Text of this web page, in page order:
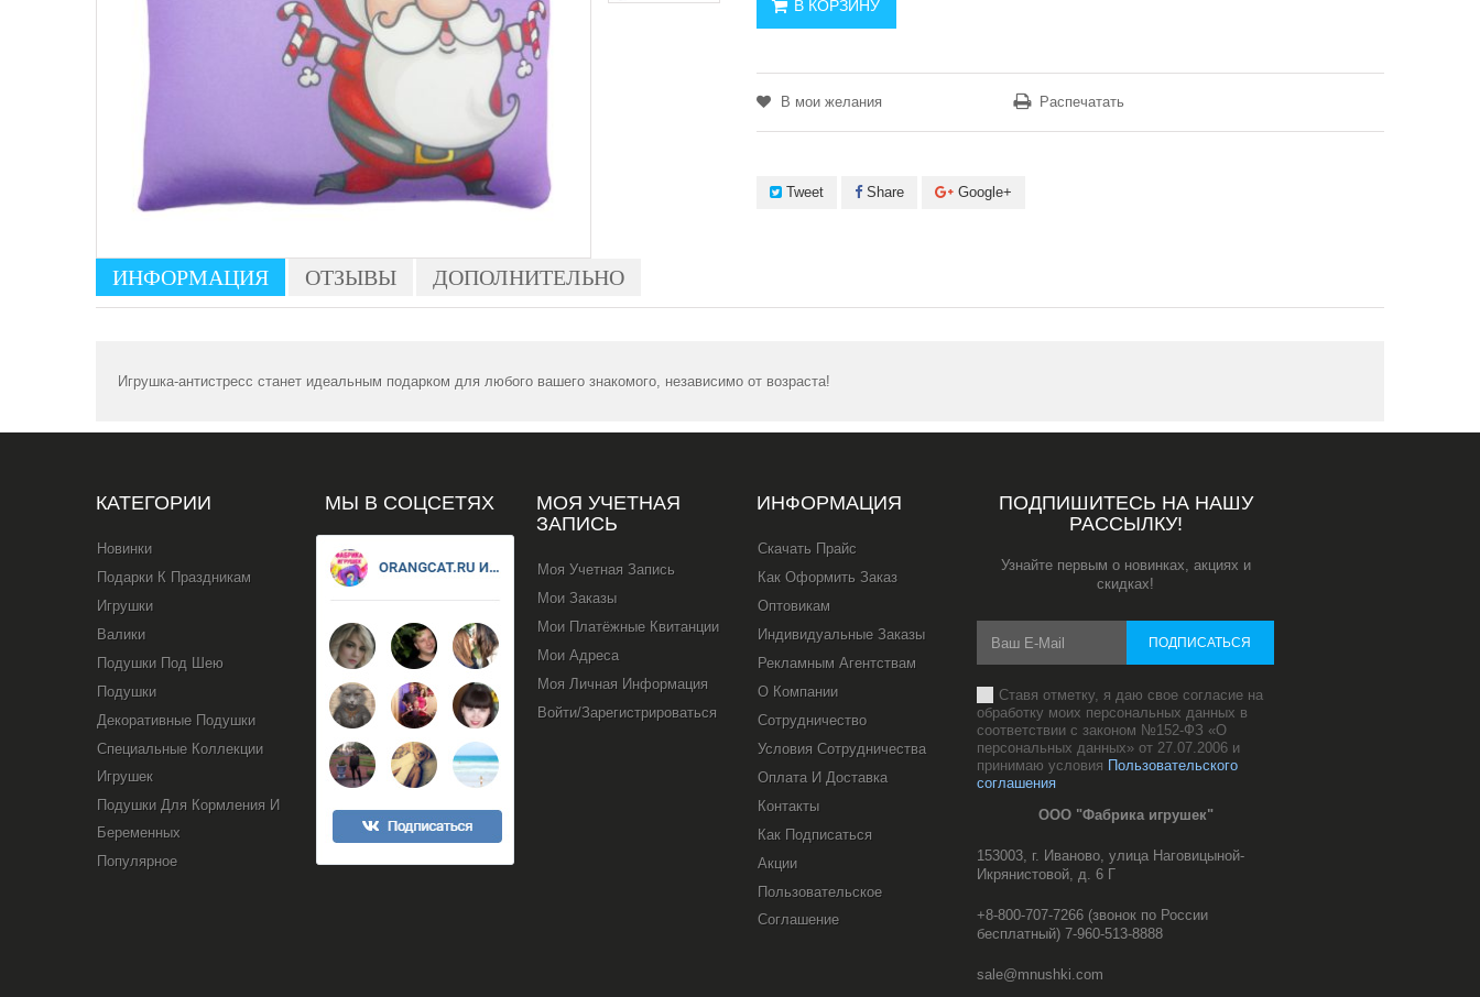
В КОРЗИНУ
В мои желания Распечатать
Tweet Share Google+
ИНФОРМАЦИЯ ОТЗЫВЫ ДОПОЛНИТЕЛЬНО
Игрушка-антистресс станет идеальным подарком для любого вашего знакомого, независимо от возраста!
КАТЕГОРИИ
Новинки
Подарки К Праздникам
Игрушки
Валики
Подушки Под Шею
Подушки
Декоративные Подушки
Специальные Коллекции
Игрушек
Подушки Для Кормления И
Беременных
Популярное
МЫ В СОЦСЕТЯХ
МОЯ УЧЕТНАЯ
ЗАПИСЬ
Моя Учетная Запись
Мои Заказы
Мои Платёжные Квитанции
Мои Адреса
Моя Личная Информация
Войти/Зарегистрироваться
ИНФОРМАЦИЯ
Скачать Прайс
Как Оформить Заказ
Оптовикам
Индивидуальные Заказы
Рекламным Агентствам
О Компании
Сотрудничество
Условия Сотрудничества
Оплата И Доставка
Контакты
Как Подписаться
Акции
Пользовательское
Соглашение
ПОДПИШИТЕСЬ НА НАШУ
РАССЫЛКУ!
Узнайте первым о новинках, акциях и
скидках!
Ставя отметку, я даю свое согласие на
обработку моих персональных данных в
соответствии с законом №152-ФЗ «О
персональных данных» от 27.07.2006 и
принимаю условия Пользовательского
соглашения
ПОДПИСАТЬСЯ
ООО "Фабрика игрушек"
153003, г. Иваново, улица Наговицыной-
Икрянистовой, д. 6 Г
+8-800-707-7266 (звонок по России
бесплатный) 7-960-513-8888
sale@mnushki.com